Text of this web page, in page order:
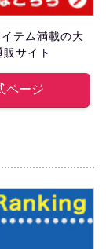
テム満載の大
サイト
ページ